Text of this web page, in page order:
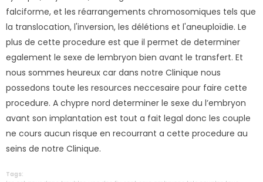
falciforme, et les réarrangements chromosomiques tels que
la translocation, l'inversion, les délétions et l'aneuploïdie. Le
plus de cette procedure est que il permet de determiner
egalement le sexe de lembryon bien avant le transfert. Et
nous sommes heureux car dans notre Clinique nous
possedons toute les resources neccesaire pour faire cette
procedure. A chypre nord determiner le sexe du l’embryon
avant son implantation est tout a fait legal donc les couple
ne cours aucun risque en recourrant a cette procedure au
seins de notre Clinique.
Tags: